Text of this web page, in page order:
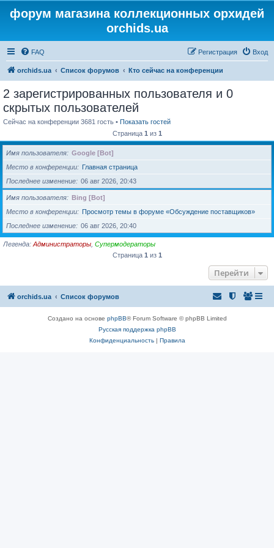
форум магазина коллекционных орхидей
orchids.ua
FAQ Вход
Регистрация
orchids.ua Список форумов Кто сейчас на конференции
2 зарегистрированных пользователя и 0
скрытых пользователей
Сейчас на конференции 3681 гость • Показать гостей
Страница 1 из 1
Имя пользователя
Google [Bot]
Место в конференции
Главная страница
Последнее изменение
06 авг 2026, 20:43
Имя пользователя
Bing [Bot]
Место в конференции
Просмотр темы в форуме «Обсуждение поставщиков»
Последнее изменение
06 авг 2026, 20:40
Легенда: Администраторы Супермодераторы
Страница 1 из 1
Перейти
orchids.ua Список форумов
Создано на основе phpBB® Forum Software © phpBB Limited
Русская поддержка phpBB
Конфиденциальность| Правила